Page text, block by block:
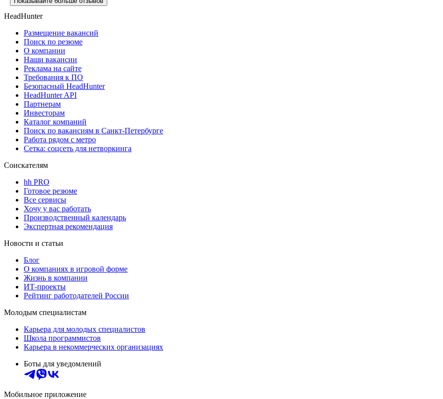
HeadHunter
Размещение вакансий
Поиск по резюме
О компании
Наши вакансии
Реклама на сайте
Требования к ПО
Безопасный HeadHunter
HeadHunter API
Партнерам
Инвесторам
Каталог компаний
Поиск по вакансиям в Санкт-Петербурге
Работа рядом с метро
Сетка: соцсеть для нетворкинга
Соискателям
hh PRO
Готовое резюме
Все сервисы
Хочу у вас работать
Производственный календарь
Экспертная рекомендация
Новости и статьи
Блог
О компаниях в игровой форме
Жизнь в компании
ИТ-проекты
Рейтинг работодателей России
Молодым специалистам
Карьера для молодых специалистов
Школа программистов
Карьера в некоммерческих организациях
Боты для уведомлений
Мобильное приложение